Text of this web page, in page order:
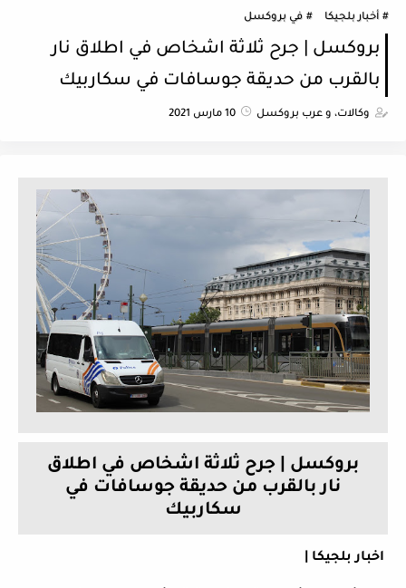
أخبار بلجيكا في بروكسل
بروكسل | جرح ثلاثة اشخاص في اطلاق نار
بالقرب من حديقة جوسافات في سكاربيك
وكالات، و عرب بروكسل 10 مارس 2021
بروكسل | جرح ثلاثة اشخاص في اطلاق
نار بالقرب من حديقة جوسافات في
سكاربيك
اخبار بلجيكا |